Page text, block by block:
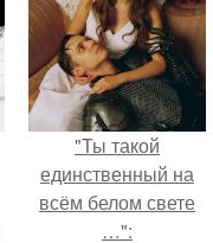
"Ты такой
единственный на
всём белом свете
…":